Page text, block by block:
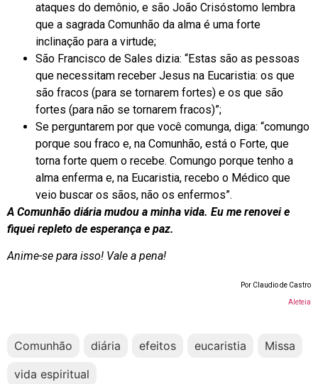
ataques do demônio, e são João Crisóstomo lembra
que a sagrada Comunhão da alma é uma forte
inclinação para a virtude;
São Francisco de Sales dizia: “Estas são as pessoas
que necessitam receber Jesus na Eucaristia: os que
são fracos (para se tornarem fortes) e os que são
fortes (para não se tornarem fracos)”;
Se perguntarem por que você comunga, diga: “comungo
porque sou fraco e, na Comunhão, está o Forte, que
torna forte quem o recebe. Comungo porque tenho a
alma enferma e, na Eucaristia, recebo o Médico que
veio buscar os sãos, não os enfermos”.
A Comunhão diária mudou a minha vida. Eu me renovei e
fiquei repleto de esperança e paz.
Anime-se para isso! Vale a pena!
Por Claudio de Castro
Aleteia
Comunhão diária efeitos eucaristia
Missa
vida espiritual